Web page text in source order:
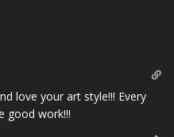
love your art style!!! Every
good work!!!